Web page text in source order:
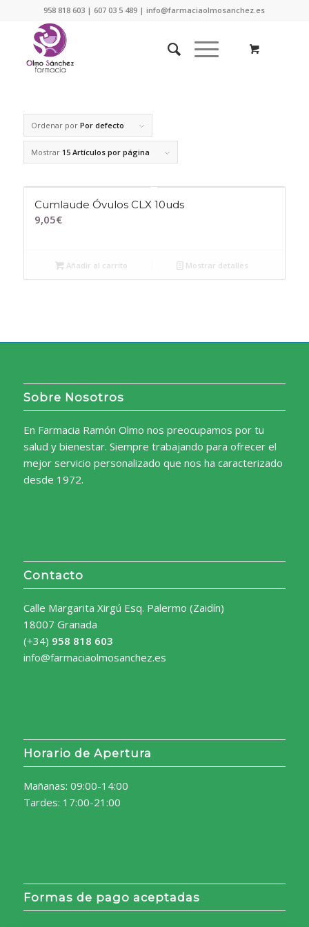
958 818 603 | 607 03 5 489 | info@farmaciaolmosanchez.es
Ordenar por Por defecto
Mostrar 15 Artículos por página
Cumlaude Óvulos CLX 10uds
9,05€
Añadir al carrito Mostrar detalles
Sobre Nosotros
En Farmacia Ramón Olmo nos preocupamos por tu
salud y bienestar. Siempre trabajando para ofrecer el
mejor servicio personalizado que nos ha caracterizado
desde 1972.
Contacto
Calle Margarita Xirgú Esq. Palermo (Zaidín)
18007 Granada
(+34) 958 818 603
info@farmaciaolmosanchez.es
Horario de Apertura
Mañanas: 09:00-14:00
Tardes: 17:00-21:00
Formas de pago aceptadas